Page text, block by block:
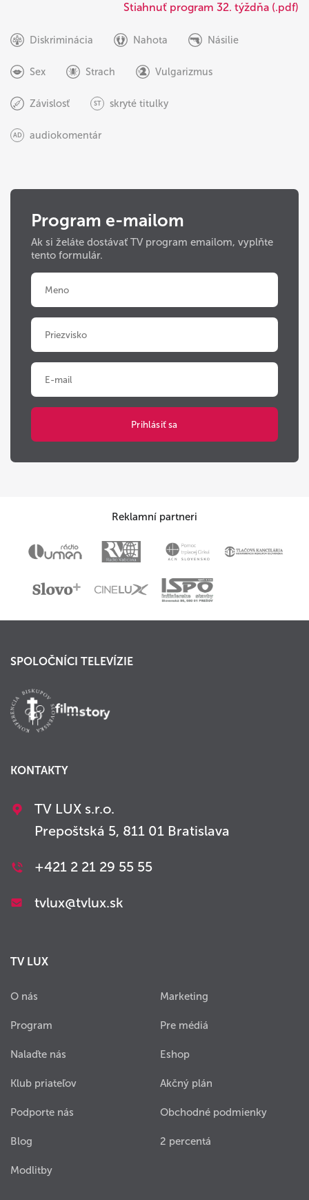
Stiahnuť program 32. týždňa (.pdf)
Diskriminácia Nahota Násilie
Sex Strach Vulgarizmus
Závislosť ST skryté titulky
AD audiokomentár
Program e-mailom
Ak si želáte dostávať TV program emailom, vyplňte
tento formulár.
Reklamní partneri
SPOLOČNÍCI TELEVÍZIE
KONTAKTY
TV LUX s.r.o.
Prepoštská 5, 811 01 Bratislava
+421 2 21 29 55 55
tvlux@tvlux.sk
TV LUX
O nás
Program
Nalaďte nás
Klub priateľov
Podporte nás
Blog
Modlitby
Marketing
Pre médiá
Eshop
Akčný plán
Obchodné podmienky
2 percentá